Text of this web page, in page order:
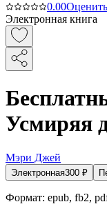
0.00Оценить
Электронная книга
Усмиряя
Мэри Джей
Электронная300 ₽
Формат: epub, fb2,